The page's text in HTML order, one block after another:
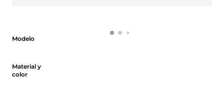
Modelo
Material y
color